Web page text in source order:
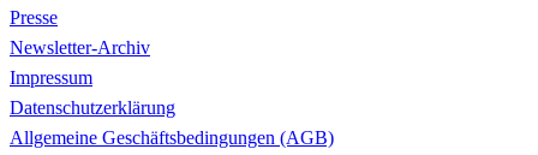
Presse
Newsletter-Archiv
Impressum
Datenschutzerklärung
Allgemeine Geschäftsbedingungen (AGB)